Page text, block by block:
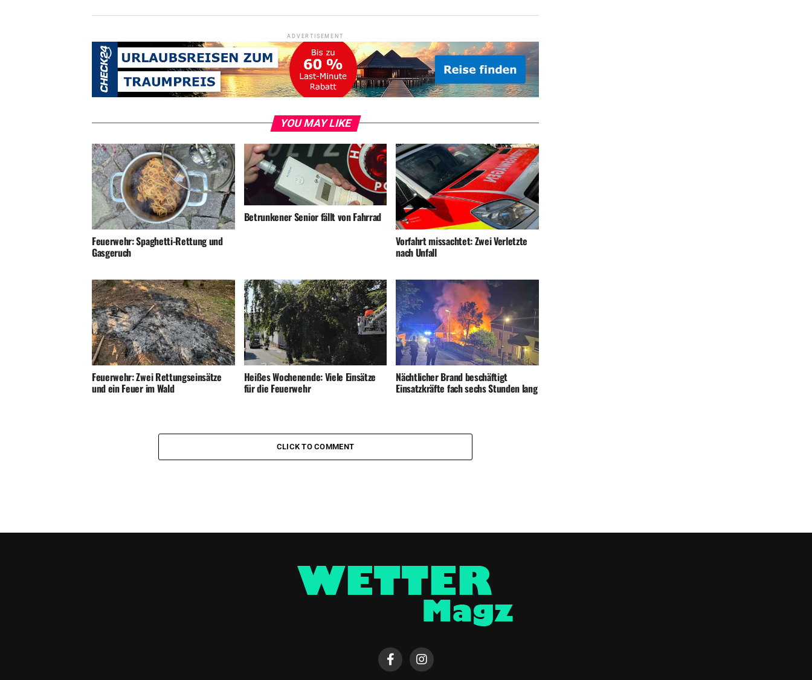
ADVERTISEMENT
YOU MAY LIKE
Feuerwehr: Spaghetti-Rettung und
Gasgeruch
Betrunkener Senior fällt von Fahrrad
Vorfahrt missachtet: Zwei Verletzte
nach Unfall
Feuerwehr: Zwei Rettungseinsätze
und ein Feuer im Wald
Heißes Wochenende: Viele Einsätze
für die Feuerwehr
Nächtlicher Brand beschäftigt
Einsatzkräfte fach sechs Stunden lang
CLICK TO COMMENT